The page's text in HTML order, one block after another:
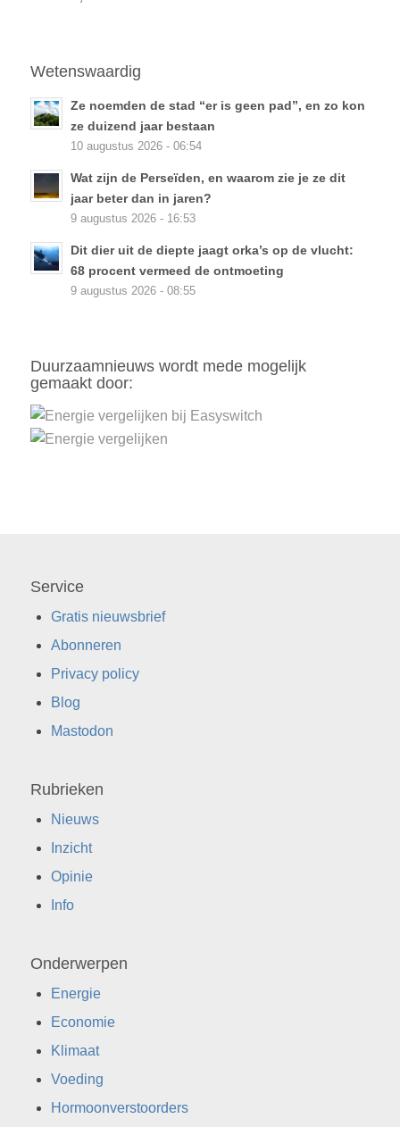
Wetenswaardig
Ze noemden de stad “er is geen pad”, en zo kon
ze duizend jaar bestaan
10 augustus 2026 - 06:54
Wat zijn de Perseïden, en waarom zie je ze dit
jaar beter dan in jaren?
9 augustus 2026 - 16:53
Dit dier uit de diepte jaagt orka’s op de vlucht:
68 procent vermeed de ontmoeting
9 augustus 2026 - 08:55
Duurzaamnieuws wordt mede mogelijk
gemaakt door:
Service
Gratis nieuwsbrief
Abonneren
Privacy policy
Blog
Mastodon
Rubrieken
Nieuws
Inzicht
Opinie
Info
Onderwerpen
Energie
Economie
Klimaat
Voeding
Hormoonverstoorders